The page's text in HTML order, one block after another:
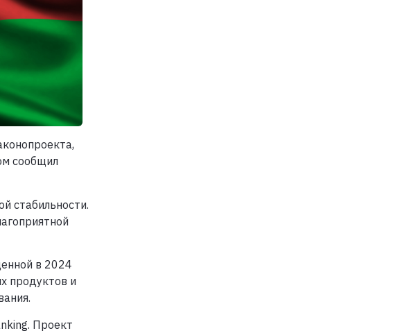
сообщил
стабильности.
в 2024
продуктов и
Проект